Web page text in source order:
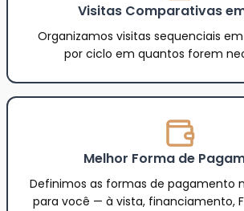
Visitas Comparativas
Organizamos visitas sequenciais
por ciclo em quantos forem
Melhor Forma de
Definimos as formas de pagamento
para você — à vista, financiamento,